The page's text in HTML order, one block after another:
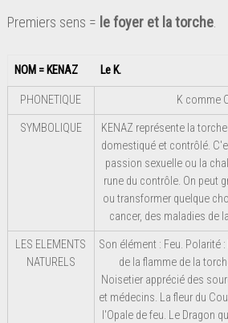
Premiers sens = le foyer et la torche.
NOM = KENAZ Le K.
PHONETIQUE K comme
SYMBOLIQUE
KENAZ représente la
domestiqué et contrôlé.
passion sexuelle ou la
rune du contrôle. On peut
ou transformer quelque
cancer, des maladies de
LES ELEMENTS
NATURELS
Son élément : Feu. Polarité
de la flamme de la
Noisetier apprécié des
et médecins. La fleur du
l'Opale de feu. Le Dragon